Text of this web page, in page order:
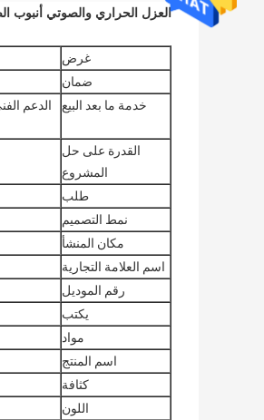
العزل الحراري والصوتي أنبوب
غرض
ضمان
خدمة ما بعد البيع
الدعم
القدرة على حل
المشروع
طلب
نمط التصميم
مكان المنشأ
اسم العلامة التجارية
رقم الموديل
يكتب
مواد
اسم المنتج
كثافة
اللون